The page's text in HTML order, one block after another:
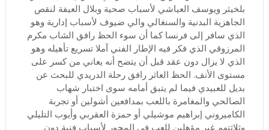
بلخيثر ويوسف العياشي لأسباب صحية وبلال العيفة لنقص
الجاهزية البدنية والسنغالي والي ضيوف لأسباب إدارية وهو
الذي سافر إلى فرنسا كما أن سوء الحظ رافق الشاب مكرم
المرزوقي الذي فكر فيه الإطار الفني آملا تسريع تأهيله وهو
الذي لا يزال دون عقد قبل أن يتضح أنه يعاني من كسر على
مستوى الأنف. الحظ العاثر رافق رحلة الدريدي للبحث عن
بديل للعبيدي فيما لم يتبق أمامه سوى اختبار شهاب
الصالحي والمغامرة باللعب بمدافعين أشولين أو تجربة
الكاميروني إبراهيم موشيلي أو حمزة العقربي وأيوب التليلي
وثلاثتهم غير مؤهلين للعب في المحور لأسباب فنية دون